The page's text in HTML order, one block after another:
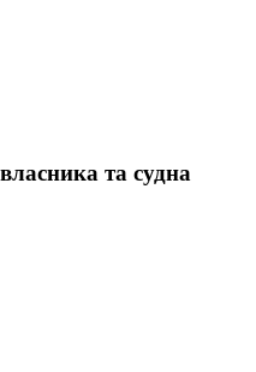
та судна